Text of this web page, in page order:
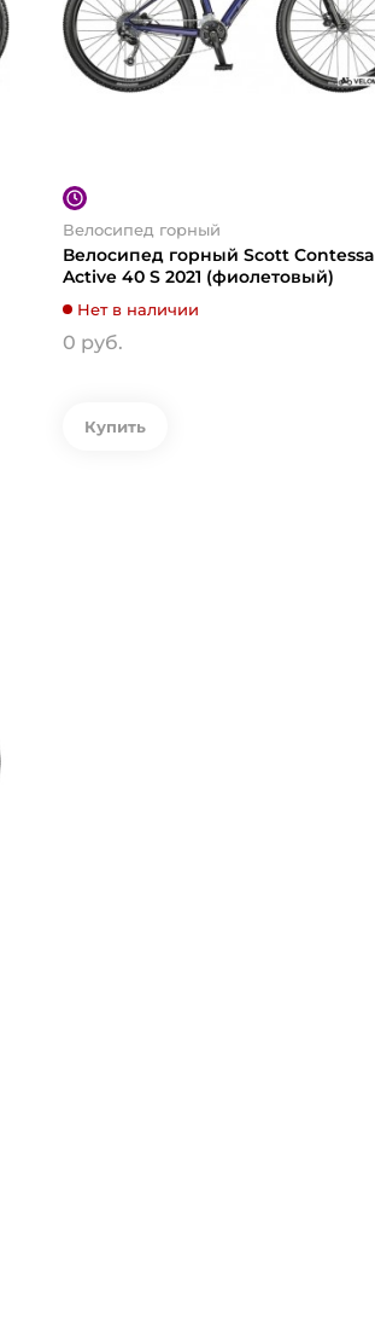
Велосипед горный
Велосипед горный Scott Contessa
Active 40 S 2021 (фиолетовый)
Нет в наличии
0 руб.
Купить